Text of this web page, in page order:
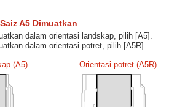
A5 Dimuatkan
dalam orientasi landskap, pilih [A5].
dalam orientasi potret, pilih [A5R].
(A5) Orientasi potret (A5R)